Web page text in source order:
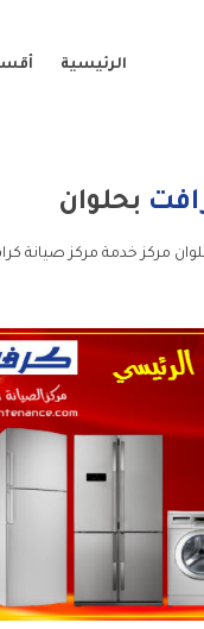
الرئيسية
بحلوان
مركز خدمة مركز صيانة